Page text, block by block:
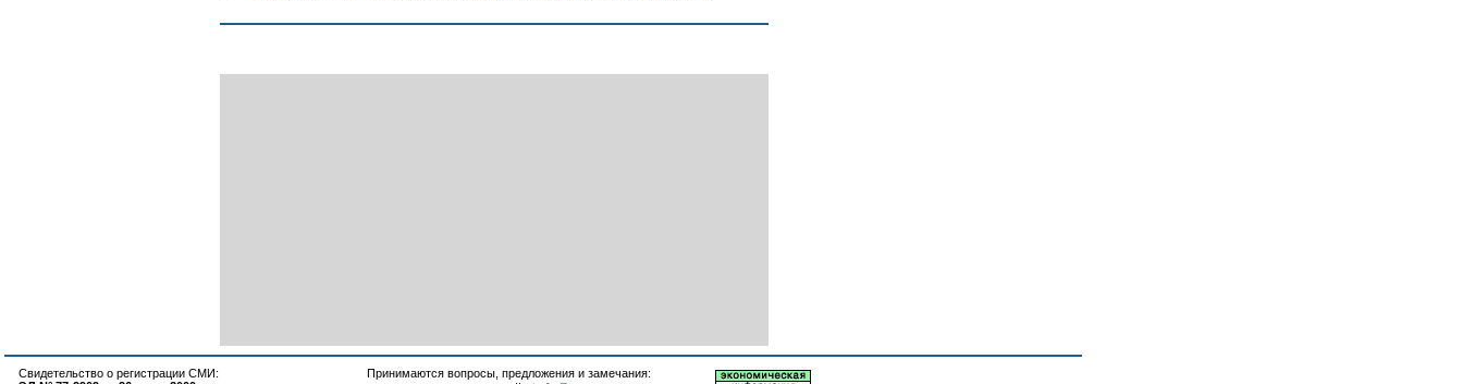
Свидетельство о регистрации СМИ:
Принимаются вопросы, предложения и замечания: